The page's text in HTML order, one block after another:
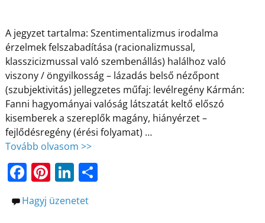
A jegyzet tartalma: Szentimentalizmus irodalma
érzelmek felszabadítása (racionalizmussal,
klasszicizmussal való szembenállás) halálhoz való
viszony / öngyilkosság – lázadás belső nézőpont
(szubjektivitás) jellegzetes műfaj: levélregény Kármán:
Fanni hagyományai valóság látszatát keltő előszó
kisemberek a szereplők magány, hiányérzet –
fejlődésregény (érési folyamat) …
Tovább olvasom >>
F
a
c
Pi
nt
er
Li
n
k
O
Hagyj üzenetet